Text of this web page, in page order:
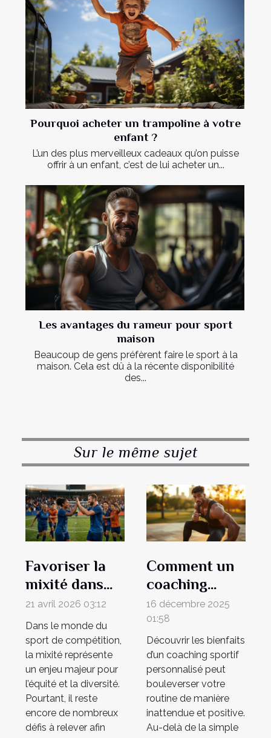
Pourquoi acheter un trampoline à votre
enfant ?
L’un des plus merveilleux cadeaux qu’on puisse
offrir à un enfant, c’est de lui acheter un...
Les avantages du rameur pour sport
maison
Beaucoup de gens préfèrent faire le sport à la
maison. Cela est dû à la récente disponibilité
des...
Sur le même sujet
Favoriser la
mixité dans
les sports de
compétition :
quelles
méthodes ?
21 avril 2026 03:12
Dans le monde du
sport de compétition,
la mixité représente
un enjeu majeur pour
l’équité et la diversité.
Pourtant, il reste
encore de nombreux
défis à relever afin
Comment un
coaching
sportif
personnalisé
transforme-t-
il votre
quotidien ?
16 décembre 2025
01:58
Découvrir les bienfaits
d’un coaching sportif
personnalisé peut
bouleverser votre
routine de manière
inattendue et positive.
Au-delà de la simple